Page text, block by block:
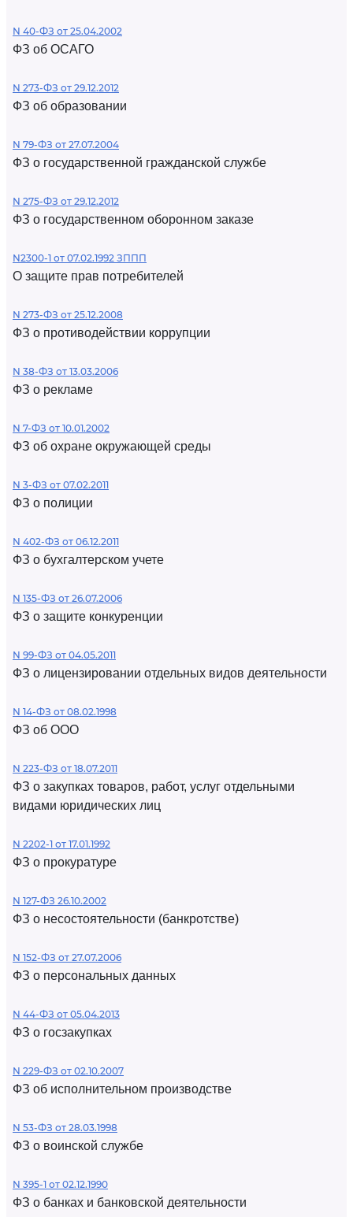
N 40-ФЗ от 25.04.2002
ФЗ об ОСАГО
N 273-ФЗ от 29.12.2012
ФЗ об образовании
N 79-ФЗ от 27.07.2004
ФЗ о государственной гражданской службе
N 275-ФЗ от 29.12.2012
ФЗ о государственном оборонном заказе
N2300-1 от 07.02.1992 ЗППП
О защите прав потребителей
N 273-ФЗ от 25.12.2008
ФЗ о противодействии коррупции
N 38-ФЗ от 13.03.2006
ФЗ о рекламе
N 7-ФЗ от 10.01.2002
ФЗ об охране окружающей среды
N 3-ФЗ от 07.02.2011
ФЗ о полиции
N 402-ФЗ от 06.12.2011
ФЗ о бухгалтерском учете
N 135-ФЗ от 26.07.2006
ФЗ о защите конкуренции
N 99-ФЗ от 04.05.2011
ФЗ о лицензировании отдельных видов деятельности
N 14-ФЗ от 08.02.1998
ФЗ об ООО
N 223-ФЗ от 18.07.2011
ФЗ о закупках товаров, работ, услуг отдельными
видами юридических лиц
N 2202-1 от 17.01.1992
ФЗ о прокуратуре
N 127-ФЗ 26.10.2002
ФЗ о несостоятельности (банкротстве)
N 152-ФЗ от 27.07.2006
ФЗ о персональных данных
N 44-ФЗ от 05.04.2013
ФЗ о госзакупках
N 229-ФЗ от 02.10.2007
ФЗ об исполнительном производстве
N 53-ФЗ от 28.03.1998
ФЗ о воинской службе
N 395-1 от 02.12.1990
ФЗ о банках и банковской деятельности